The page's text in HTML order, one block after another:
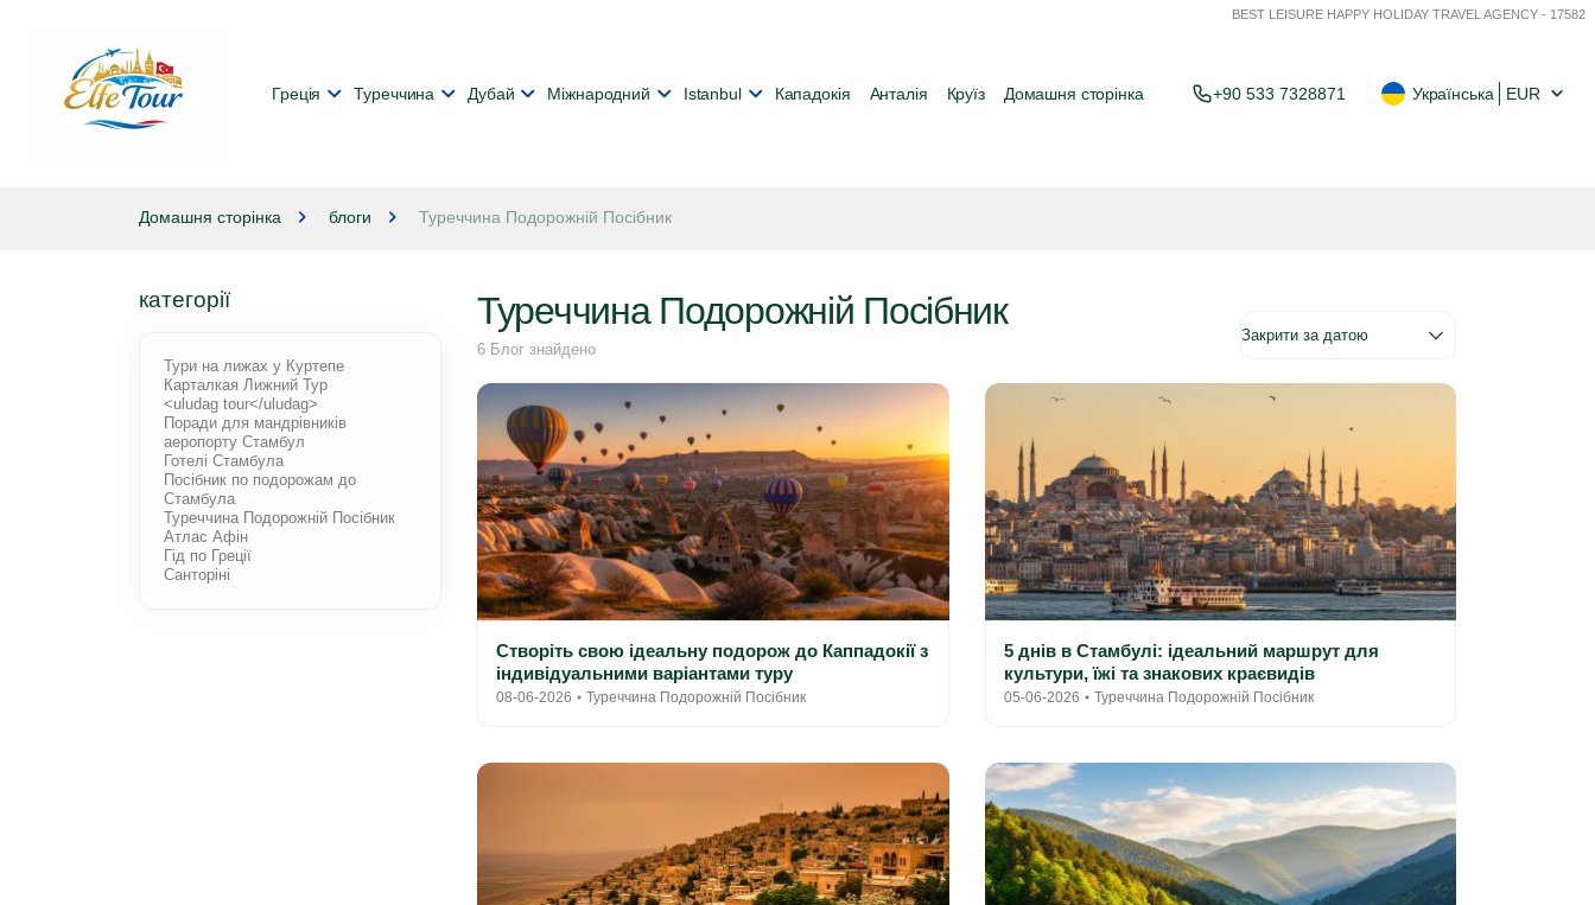
BEST LEISURE HAPPY HOLIDAY TRAVEL AGENCY - 17582
Греція Туреччина Дубай Міжнародний Іstanbul Кападокія Анталія Круїз Домашня сторінка +90 533 7328871 Українська EUR
Домашня сторінка блоги Туреччина Подорожній Посібник
категорії
Тури на лижах у Куртепе
Карталкая Лижний Тур
<uludag tour</uludag>
Поради для мандрівників
аеропорту Стамбул
Готелі Стамбула
Посібник по подорожам до
Стамбула
Туреччина Подорожній Посібник
Атлас Афін
Гід по Греції
Санторіні
Туреччина Подорожній Посібник
6 Блог знайдено
Створіть свою ідеальну подорож до Каппадокії з
індивідуальними варіантами туру
08-06-2026 Туреччина Подорожній Посібник
5 днів в Стамбулі: ідеальний маршрут для
культури, їжі та знакових краєвидів
05-06-2026 Туреччина Подорожній Посібник